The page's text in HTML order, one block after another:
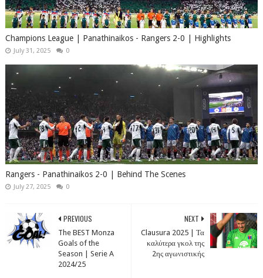
Champions League | Panathinaikos - Rangers 2-0 | Highlights
July 31, 2025 0
Rangers - Panathinaikos 2-0 | Behind The Scenes
July 27, 2025 0
NEXT
Clausura 2025 | Τα
καλύτερα γκολ της
2ης αγωνιστικής
PREVIOUS
The BEST Monza
Goals of the
Season | Serie A
2024/25